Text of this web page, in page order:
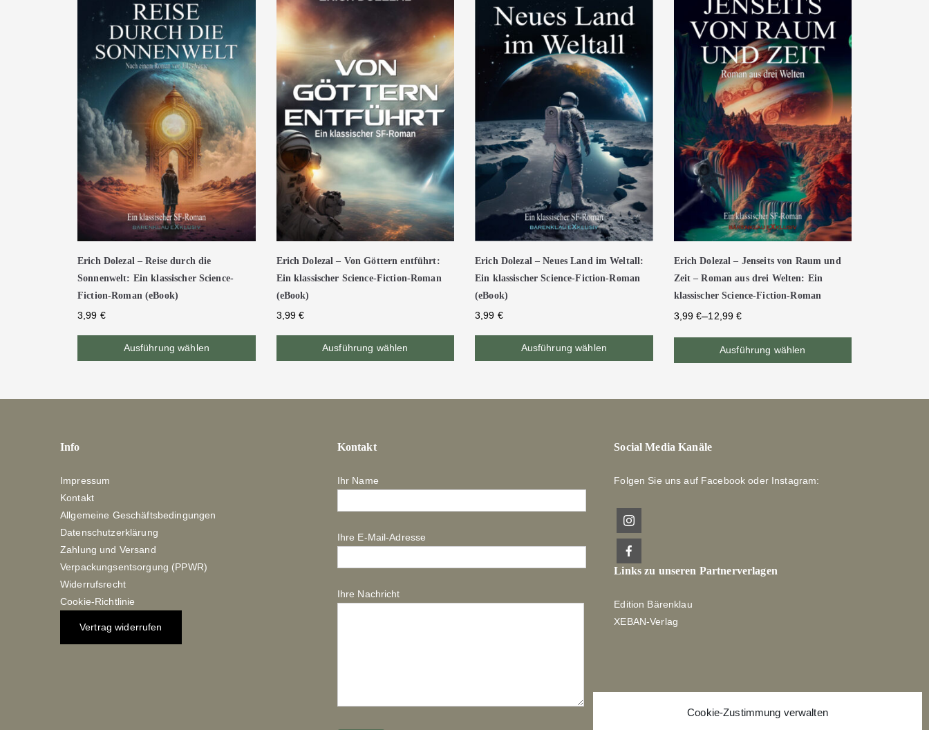
Cookie-Zustimmung verwalten
Erich Dolezal – Reise durch die
Sonnenwelt: Ein klassischer Science-
Fiction-Roman (eBook)
3,99 €
Ausführung wählen
Erich Dolezal – Von Göttern entführt:
Ein klassischer Science-Fiction-Roman
(eBook)
3,99€
Ausführung wählen
Erich Dolezal – Neues Land im Weltall:
Ein klassischer Science-Fiction-Roman
(eBook)
3,99 €
Ausführung wählen
Erich Dolezal – Jenseits von Raum und
Zeit – Roman aus drei Welten: Ein
klassischer Science-Fiction-Roman
3,99€–12,99€
Ausführung wählen
Info
Impressum
Kontakt
Allgemeine Geschäftsbedingungen
Datenschutzerklärung
Zahlung und Versand
Verpackungsentsorgung (PPWR)
Widerrufsrecht
Cookie-Richtlinie
Vertrag widerrufen
Kontakt
Ihr Name
Ihre E-Mail-Adresse
Ihre Nachricht
Social Media Kanäle
Folgen Sie uns auf Facebook oder Instagram:
Links zu unseren Partnerverlagen
Edition Bärenklau
XEBAN-Verlag